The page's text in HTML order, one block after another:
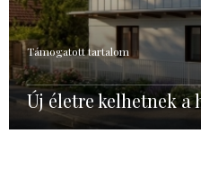
Támogatott tartalom
Új életre kelhetnek